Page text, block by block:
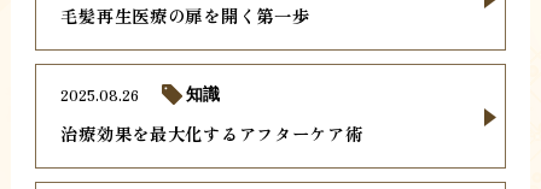
毛髪再生医療の扉を開く第一歩
治療効果を最大化するアフターケア術
2025.08.26 知識